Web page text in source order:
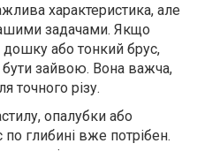
характеристика, але
задачами. Якщо
дошку або тонкий брус,
зайвою. Вона важча,
точного різу.
опалубки або
глибині вже потрібен.